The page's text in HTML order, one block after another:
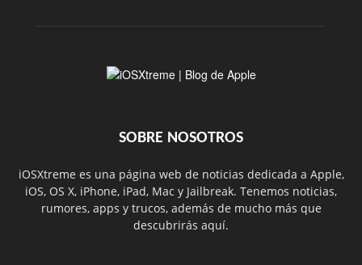
SOBRE NOSOTROS
iOSXtreme es una página web de noticias dedicada a Apple,
iOS, OS X, iPhone, iPad, Mac y Jailbreak. Tenemos noticias,
rumores, apps y trucos, además de mucho más que
descubrirás aquí.